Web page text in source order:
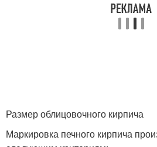
Кирпич в зависимости
Размер облицовочного кирпича
Маркировка печного кирпича